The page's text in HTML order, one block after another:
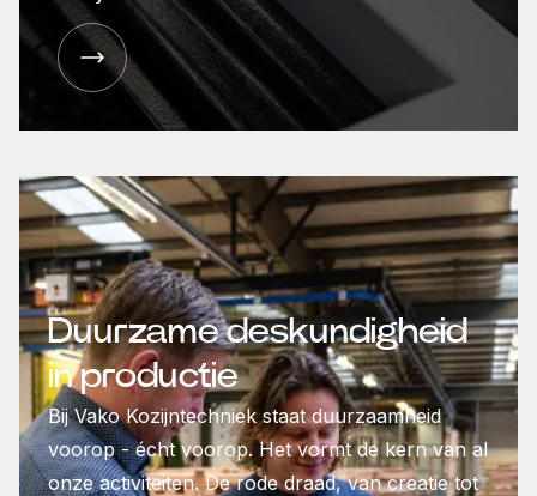
Duurzame deskundigheid
in productie
Bij Vako Kozijntechniek staat duurzaamheid
voorop - écht voorop. Het vormt de kern van al
onze activiteiten. De rode draad, van creatie tot